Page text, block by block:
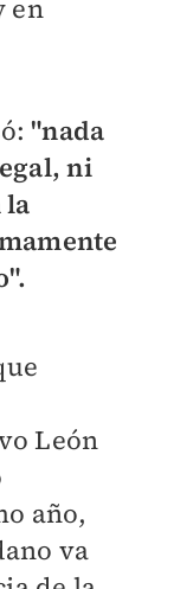
en
"nada
ni
la
León
año,
va